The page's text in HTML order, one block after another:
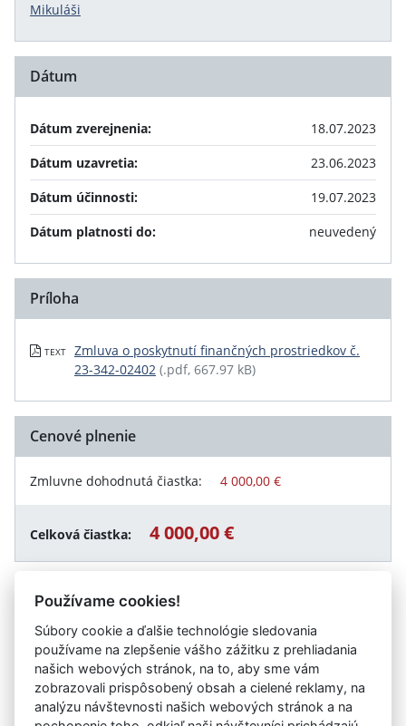
Mikuláši
Dátum
Dátum zverejnenia:
18.07.2023
Dátum uzavretia:
23.06.2023
Dátum účinnosti:
19.07.2023
Dátum platnosti do:
neuvedený
Príloha
TEXT
Zmluva o poskytnutí finančných prostriedkov č.
23-342-02402 (.pdf, 667.97 kB)
Cenové plnenie
Zmluvne dohodnutá čiastka: 4 000,00 €
Celková čiastka: 4 000,00 €
Vystavil:Liptovská galéria Petra Michala Bohúňa v
Liptovskom Mikuláši
Používame cookies!
Súbory cookie a ďalšie technológie sledovania
používame na zlepšenie vášho zážitku z prehliadania
našich webových stránok, na to, aby sme vám
zobrazovali prispôsobený obsah a cielené reklamy, na
analýzu návštevnosti našich webových stránok a na